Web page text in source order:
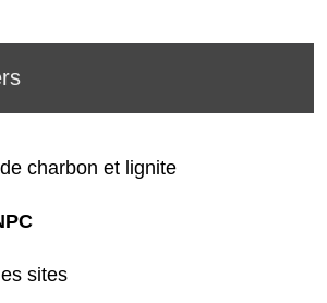
charbon et lignite
sites